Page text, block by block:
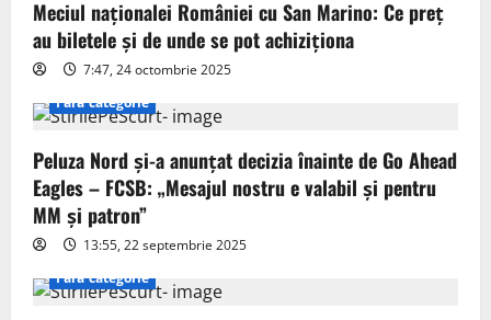
g
a
t
i
o
n
Meciul naționalei României cu San Marino: Ce preț
au biletele și de unde se pot achiziționa
7:47, 24 octombrie 2025
Fără categorie
Peluza Nord și-a anunțat decizia înainte de Go Ahead
Eagles – FCSB: „Mesajul nostru e valabil și pentru
MM și patron”
13:55, 22 septembrie 2025
Fără categorie